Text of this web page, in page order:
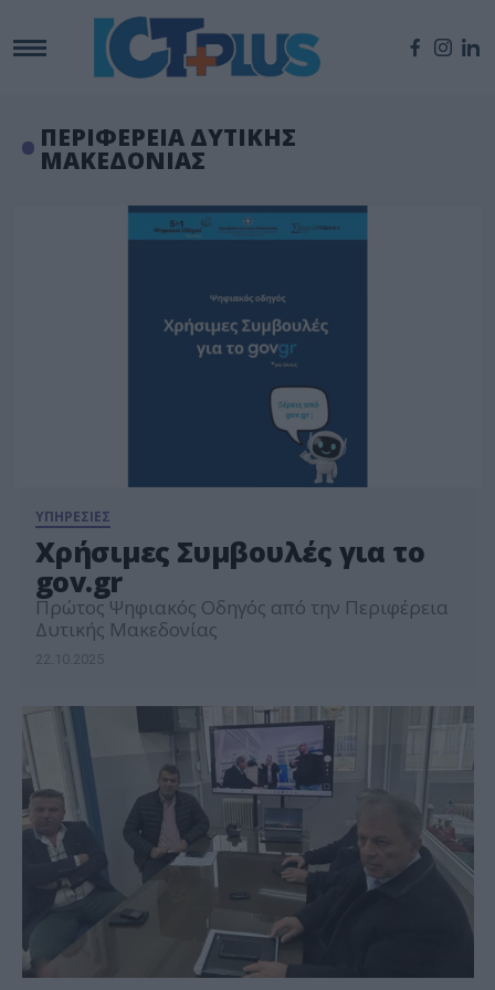
ΠΕΡΙΦΕΡΕΙΑ ΔΥΤΙΚΗΣ
ΜΑΚΕΔΟΝΙΑΣ
ΥΠΗΡΕΣΙΕΣ
Χρήσιμες Συμβουλές για το
gov.gr
Πρώτος Ψηφιακός Οδηγός από την Περιφέρεια
Δυτικής Μακεδονίας